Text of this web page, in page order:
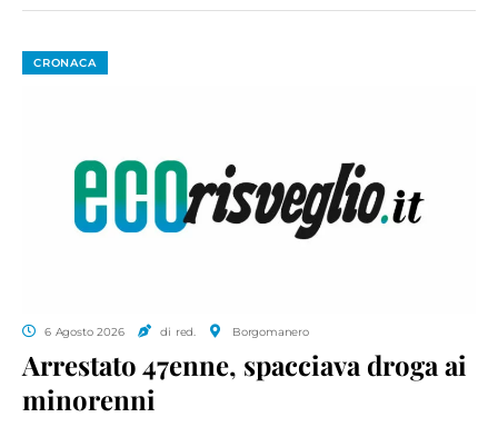
CRONACA
6 Agosto 2026 di red. Borgomanero
Arrestato 47enne, spacciava droga ai
minorenni